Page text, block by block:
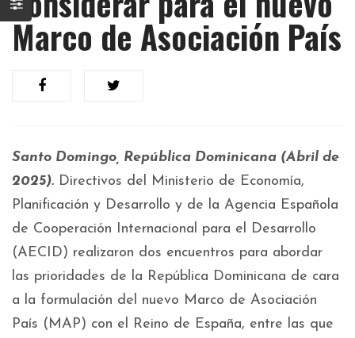
Marco de Asociación País
Santo Domingo, República Dominicana (Abril de
2025). Directivos del Ministerio de Economía,
Planificación y Desarrollo y de la Agencia Española
de Cooperación Internacional para el Desarrollo
(AECID) realizaron dos encuentros para abordar
las prioridades de la República Dominicana de cara
a la formulación del nuevo Marco de Asociación
País (MAP) con el Reino de España, entre las que